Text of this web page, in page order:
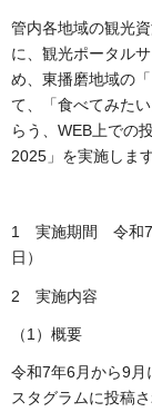
管内各地域の観光
に、観光ポータル
め、東播磨地域の
て、「食べてみた
らう、WEB上での
2025」を実施します
1 実施期間
令和
日）
2 実施内容
（1）概要
令和7年6月から9月
スタグラムに投稿